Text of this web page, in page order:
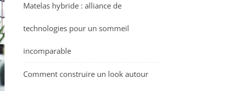
Matelas hybride : alliance de
technologies pour un sommeil
incomparable
Comment construire un look autour